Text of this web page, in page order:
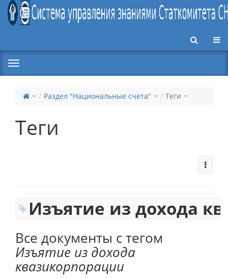
Раздел "Национальные счета" Теги
Теги
Изъятие из дохода
Все документы с тегом
Изъятие из дохода
квазикорпорации